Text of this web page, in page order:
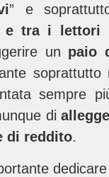
” e
e tra i lettori
un paio
soprattutto
sempre
di
di reddito.
dedicare